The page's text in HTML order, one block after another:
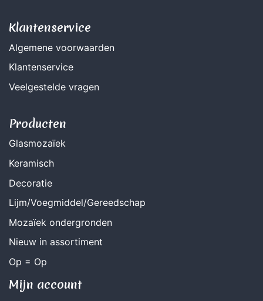
Klantenservice
Algemene voorwaarden
Klantenservice
Veelgestelde vragen
Producten
Glasmozaïek
Keramisch
Decoratie
Lijm/Voegmiddel/Gereedschap
Mozaïek ondergronden
Nieuw in assortiment
Op = Op
Mijn account